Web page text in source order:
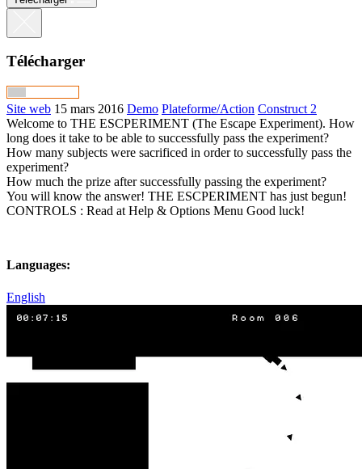
Télécharger
Site web 15 mars 2016 Demo Plateforme/Action Construct 2
Welcome to THE ESCPERIMENT (The Escape Experiment). How
long does it take to be able to successfully pass the experiment?
How many subjects were sacrificed in order to successfully pass the
experiment?
How much the prize after successfully passing the experiment?
You will know the answer! THE ESCPERIMENT has just begun!
CONTROLS : Read at Help & Options Menu Good luck!
Languages:
English